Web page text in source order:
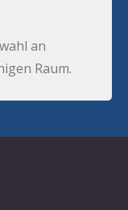
an
Raum.